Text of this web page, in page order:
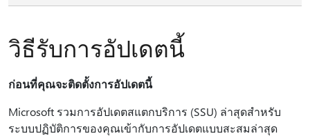
วิธีรับการอัปเดตนี้
ก่อนที่คุณจะติดตั้งการอัปเดตนี้
Microsoft รวมการอัปเดตสแตกบริการ (SSU) ล่าสุดสําหรับ
ระบบปฏิบัติการของคุณเข้ากับการอัปเดตแบบสะสมล่าสุด